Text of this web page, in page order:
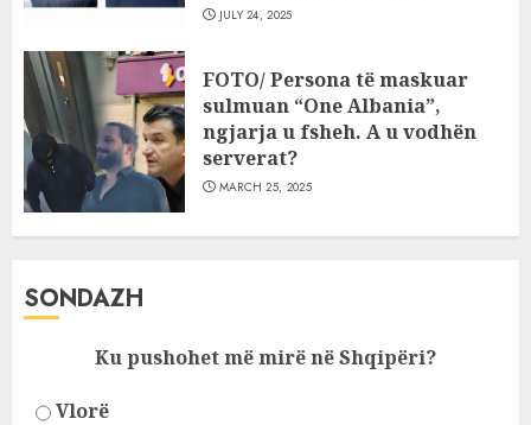
JULY 24, 2025
FOTO/ Persona të maskuar
sulmuan “One Albania”,
ngjarja u fsheh. A u vodhën
serverat?
MARCH 25, 2025
SONDAZH
Ku pushohet më mirë në Shqipëri?
Vlorë